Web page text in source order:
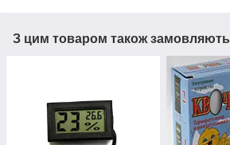
З цим товаром також замовляють